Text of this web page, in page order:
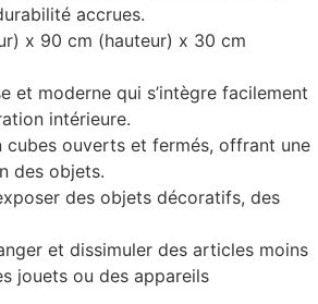
accrues.
x 90 cm (hauteur) x 30 cm
et moderne qui s’intègre facilement
intérieure.
cubes ouverts et fermés, offrant une
des objets.
des objets décoratifs, des
et dissimuler des articles moins
jouets ou des appareils